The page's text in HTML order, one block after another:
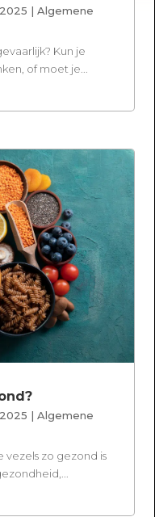
|Algemene
Kun je
of moet je...
|Algemene
zo gezond is